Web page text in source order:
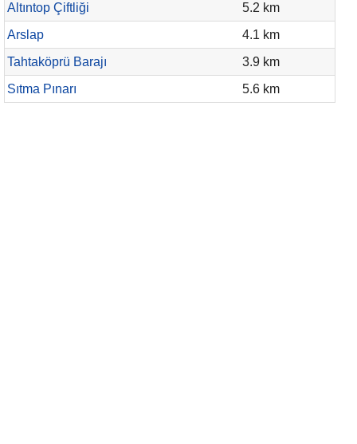
Altıntop Çiftliği
5.2 km
Arslap
4.1 km
Tahtaköprü Barajı
3.9 km
Sıtma Pınarı
5.6 km